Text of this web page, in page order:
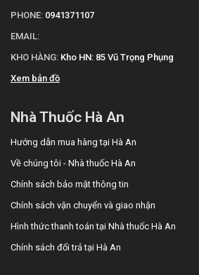
PHONE: 0941371107
EMAIL:
KHO HÀNG: Kho HN: 85 Vũ Trọng Phụng
Xem bản đồ
Nhà Thuốc Hà An
Hướng dẫn mua hàng tại Hà An
Về chúng tôi - Nhà thuốc Hà An
Chính sách bảo mật thông tin
Chính sách vận chuyển và giao nhận
Hình thức thanh toán tại Nhà thuốc Hà An
Chính sách đổi trả tại Hà An